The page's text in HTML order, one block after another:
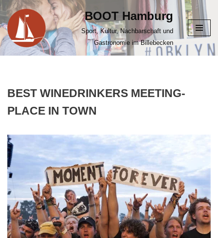
Zum
Inhalt
springen
BOOT Hamburg
Sport, Kultur, Nachbarschaft und
Gastronomie im Billebecken
BEST WINEDRINKERS MEETING-
PLACE IN TOWN